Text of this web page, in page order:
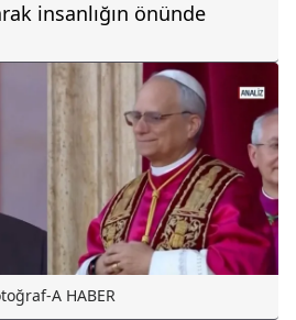
insanlığın önünde
A HABER